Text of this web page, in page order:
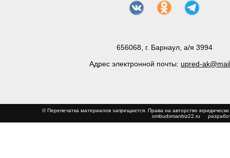
656068, г. Барнаул, а/я 3994
Адрес электронной почты: upred-
© Перепечатка материалов запрещается. Права на авторство
ombudsmanbiz22.ru